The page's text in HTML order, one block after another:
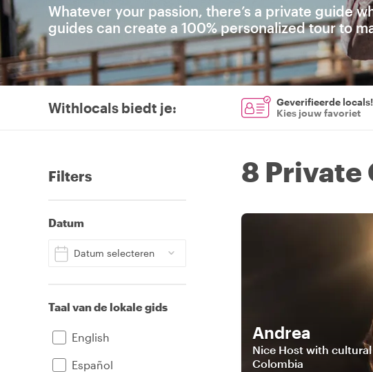
Whatever your passion, there’s a private guide
guides can create a 100% personalized tour to
Withlocals biedt je:
Geverifieerde locals!
Kies jouw favoriet
Filters
Datum
Datum selecteren
Taal van de lokale gids
English
Español
8 Private
Andrea
Nice Host with
Colombia